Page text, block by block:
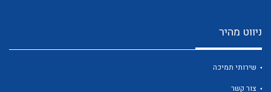
ניווט מהיר
שירותי תמיכה
צור קשר